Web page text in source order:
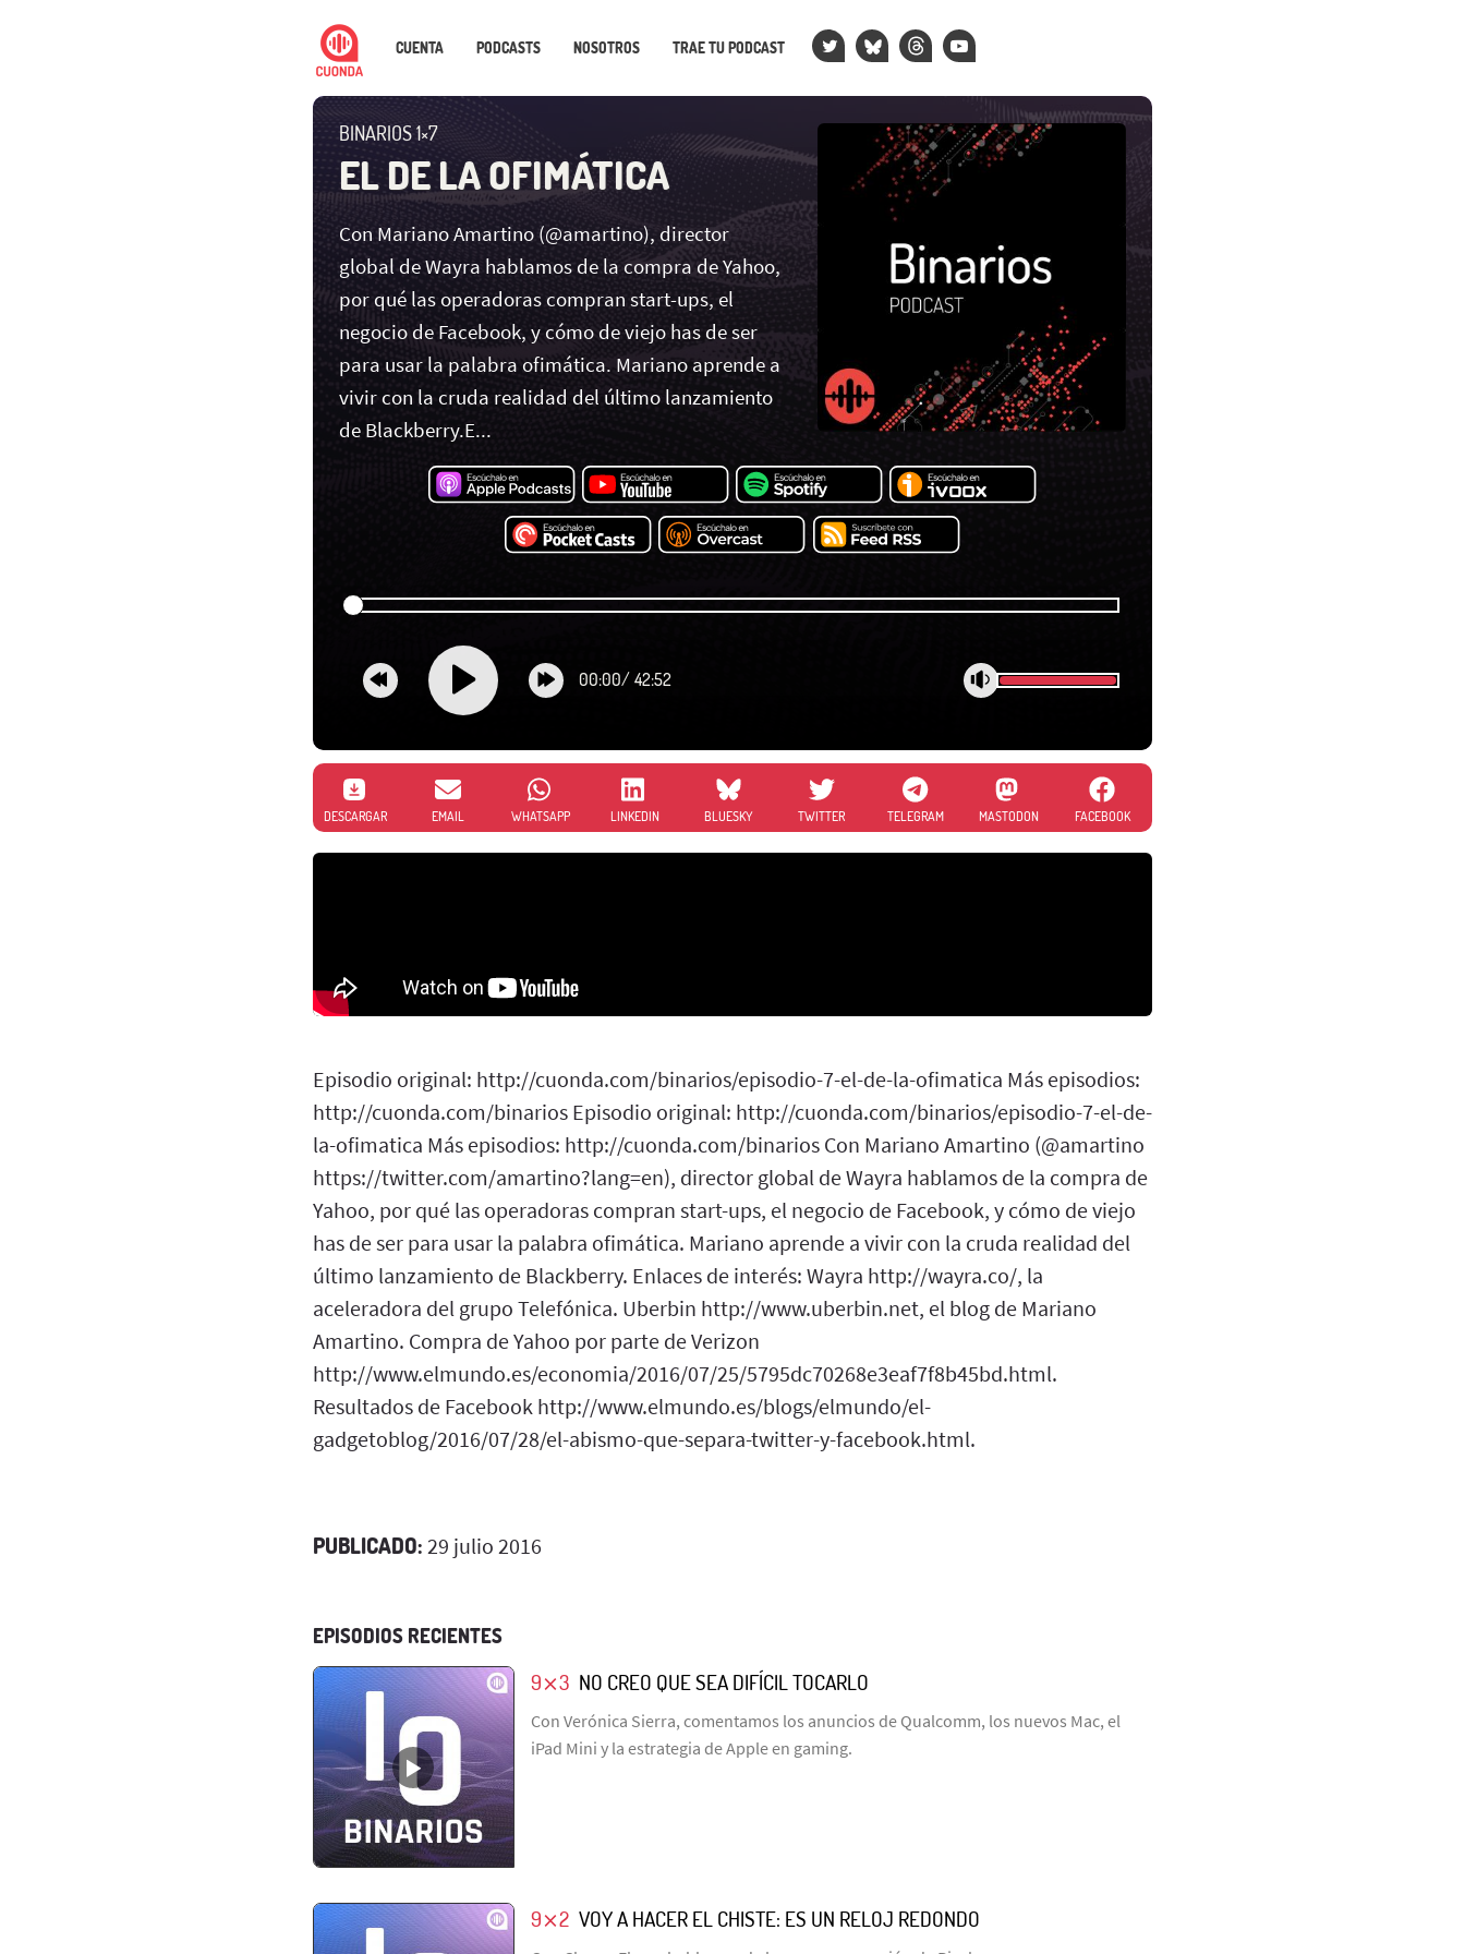
CUENTA PODCASTS NOSOTROS TRAE TU PODCAST
BINARIOS 1×7
EL DE LA OFIMÁTICA
Con Mariano Amartino (@amartino), director
global de Wayra hablamos de la compra de Yahoo,
por qué las operadoras compran start-ups, el
negocio de Facebook, y cómo de viejo has de ser
para usar la palabra ofimática. Mariano aprende a
vivir con la cruda realidad del último lanzamiento
de Blackberry.E...
00:00/ 42:52
DESCARGAR EMAIL WHATSAPP LINKEDIN BLUESKY TWITTER TELEGRAM MASTODON FACEBOOK
Episodio original: http://cuonda.com/binarios/episodio-7-el-de-la-ofimatica Más episodios:
http://cuonda.com/binarios Episodio original: http://cuonda.com/binarios/episodio-7-el-de-
la-ofimatica Más episodios: http://cuonda.com/binarios Con Mariano Amartino (@amartino
https://twitter.com/amartino?lang=en), director global de Wayra hablamos de la compra de
Yahoo, por qué las operadoras compran start-ups, el negocio de Facebook, y cómo de viejo
has de ser para usar la palabra ofimática. Mariano aprende a vivir con la cruda realidad del
último lanzamiento de Blackberry. Enlaces de interés: Wayra http://wayra.co/, la
aceleradora del grupo Telefónica. Uberbin http://www.uberbin.net, el blog de Mariano
Amartino. Compra de Yahoo por parte de Verizon
http://www.elmundo.es/economia/2016/07/25/5795dc70268e3eaf7f8b45bd.html.
Resultados de Facebook http://www.elmundo.es/blogs/elmundo/el-
gadgetoblog/2016/07/28/el-abismo-que-separa-twitter-y-facebook.html.
PUBLICADO: 29 julio 2016
EPISODIOS RECIENTES
9⨯3 NO CREO QUE SEA DIFÍCIL TOCARLO
Con Verónica Sierra, comentamos los anuncios de Qualcomm, los nuevos Mac, el
iPad Mini y la estrategia de Apple en gaming.
9⨯2 VOY A HACER EL CHISTE: ES UN RELOJ REDONDO